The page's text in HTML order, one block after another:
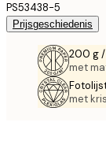
PS53438-5
Prijsgeschiedenis
200 g /
met
met